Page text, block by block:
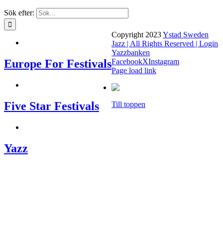
Sök efter:
Europe For Festivals
Five Star Festivals
Yazz
Copyright 2023Ystad Sweden
Jazz | All Rights Reserved | Login
Yazzbanken
FacebookXInstagram
Page load link
Till toppen